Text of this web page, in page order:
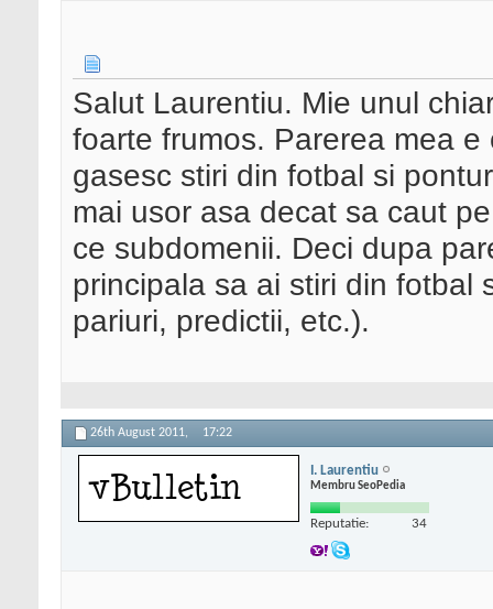
Salut Laurentiu. Mie unul
foarte frumos. Parerea mea
gasesc stiri din fotbal si
mai usor asa decat sa caut
ce subdomenii. Deci dupa
principala sa ai stiri din fotbal
pariuri, predictii, etc.).
26th August 2011, 17:22
I. Laurentiu
Membru SeoPedia
Reputatie: 34